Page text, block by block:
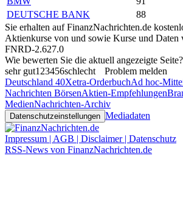
DEUTSCHE BANK
88
Sie erhalten auf FinanzNachrichten.de
Aktienkurse von und sowie Kurse und Daten
FNRD-2.627.0
Wie bewerten Sie die aktuell angezeigte Seite?
sehr gut1 23456schlecht
Problem melden
Deutschland 40Xetra-OrderbuchAd hoc-
Nachrichten BörsenAktien-Empfehlungen
MedienNachrichten-Archiv
Datenschutzeinstellungen Mediadaten
Impressum | AGB | Disclaimer | Datenschutz
RSS-News von FinanzNachrichten.de